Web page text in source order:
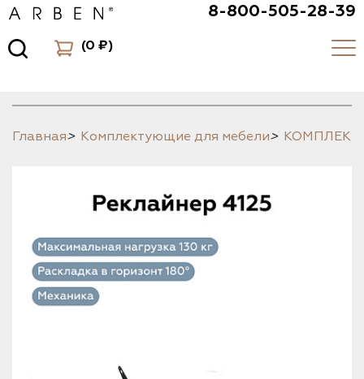
8-800-505-28-39
(0 ₽)
Главная> Комплектующие для мебели>